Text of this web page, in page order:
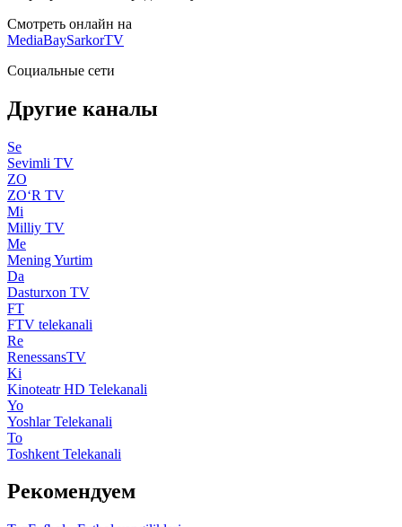
Смотреть онлайн на
MediaBaySarkorTV
Социальные сети
Другие каналы
Se
Sevimli TV
ZO
ZO‘R TV
Mi
Milliy TV
Me
Mening Yurtim
Da
Dasturxon TV
FT
FTV telekanali
Re
RenessansTV
Ki
Kinoteatr HD Telekanali
Yo
Yoshlar Telekanali
To
Toshkent Telekanali
Рекомендуем